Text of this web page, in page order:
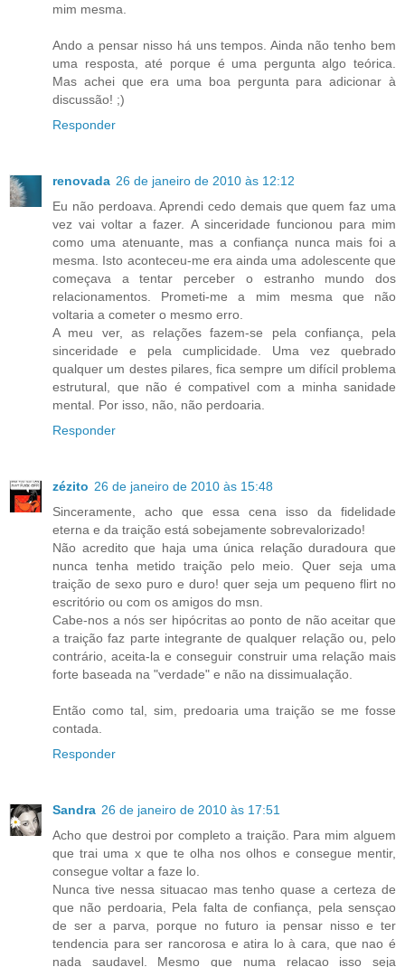
mim mesma.
Ando a pensar nisso há uns tempos. Ainda não tenho bem
uma resposta, até porque é uma pergunta algo teórica.
Mas achei que era uma boa pergunta para adicionar à
discussão! ;)
Responder
renovada 26 de janeiro de 2010 às 12:12
Eu não perdoava. Aprendi cedo demais que quem faz uma
vez vai voltar a fazer. A sinceridade funcionou para mim
como uma atenuante, mas a confiança nunca mais foi a
mesma. Isto aconteceu-me era ainda uma adolescente que
começava a tentar perceber o estranho mundo dos
relacionamentos. Prometi-me a mim mesma que não
voltaria a cometer o mesmo erro.
A meu ver, as relações fazem-se pela confiança, pela
sinceridade e pela cumplicidade. Uma vez quebrado
qualquer um destes pilares, fica sempre um difícil problema
estrutural, que não é compativel com a minha sanidade
mental. Por isso, não, não perdoaria.
Responder
zézito 26 de janeiro de 2010 às 15:48
Sinceramente, acho que essa cena isso da fidelidade
eterna e da traição está sobejamente sobrevalorizado!
Não acredito que haja uma única relação duradoura que
nunca tenha metido traição pelo meio. Quer seja uma
traição de sexo puro e duro! quer seja um pequeno flirt no
escritório ou com os amigos do msn.
Cabe-nos a nós ser hipócritas ao ponto de não aceitar que
a traição faz parte integrante de qualquer relação ou, pelo
contrário, aceita-la e conseguir construir uma relação mais
forte baseada na "verdade" e não na dissimualação.
Então como tal, sim, predoaria uma traição se me fosse
contada.
Responder
Sandra 26 de janeiro de 2010 às 17:51
Acho que destroi por completo a traição. Para mim alguem
que trai uma x que te olha nos olhos e consegue mentir,
consegue voltar a faze lo.
Nunca tive nessa situacao mas tenho quase a certeza de
que não perdoaria, Pela falta de confiança, pela sensçao
de ser a parva, porque no futuro ia pensar nisso e ter
tendencia para ser rancorosa e atira lo à cara, que nao é
nada saudavel. Mesmo que numa relacao isso seja